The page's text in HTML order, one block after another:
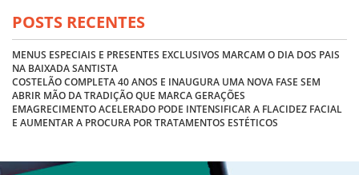
POSTS RECENTES
MENUS ESPECIAIS E PRESENTES EXCLUSIVOS MARCAM O DIA DOS PAIS
NA BAIXADA SANTISTA
COSTELÃO COMPLETA 40 ANOS E INAUGURA UMA NOVA FASE SEM
ABRIR MÃO DA TRADIÇÃO QUE MARCA GERAÇÕES
EMAGRECIMENTO ACELERADO PODE INTENSIFICAR A FLACIDEZ FACIAL
E AUMENTAR A PROCURA POR TRATAMENTOS ESTÉTICOS